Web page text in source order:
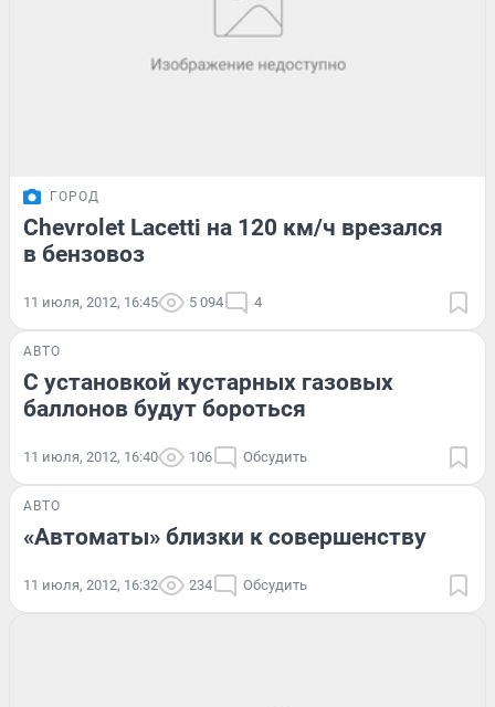
ГОРОД
Chevrolet Lacetti на 120 км/ч врезался
в бензовоз
11 июля, 2012, 16:45 5 094 4
АВТО
С установкой кустарных газовых
баллонов будут бороться
11 июля, 2012, 16:40 106 Обсудить
АВТО
«Автоматы» близки к совершенству
11 июля, 2012, 16:32 234 Обсудить